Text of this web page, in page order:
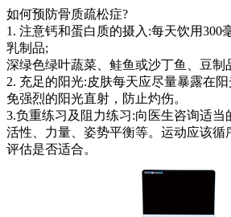
如何预防骨质疏松症?
1. 注意钙和蛋白质的摄入:每天饮用300
乳制品;
深绿色绿叶蔬菜、鲑鱼或沙丁鱼、豆制
2. 充足的阳光:皮肤每天应尽量暴露在
免强烈的阳光直射，防止灼伤。
3.负重练习及阻力练习:向医生咨询适当
活性、力量、姿势平衡等。运动应该循
评估是否适合。